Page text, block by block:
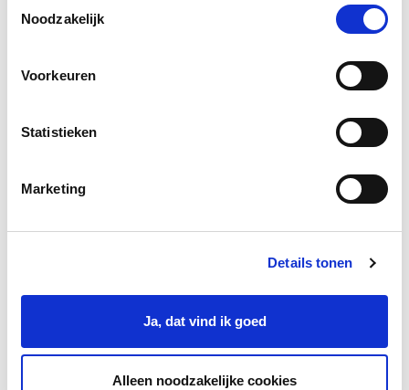
onze cookies als je onze website blijft gebruiken.
Noodzakelijk
Voorkeuren
Statistieken
Marketing
Details tonen
Ja, dat vind ik goed
Alleen noodzakelijke cookies
documenten en websites in begrijpelijke taal.